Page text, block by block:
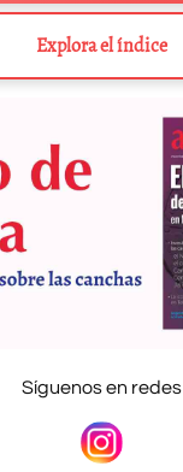
Explora el índice
Síguenos en redes